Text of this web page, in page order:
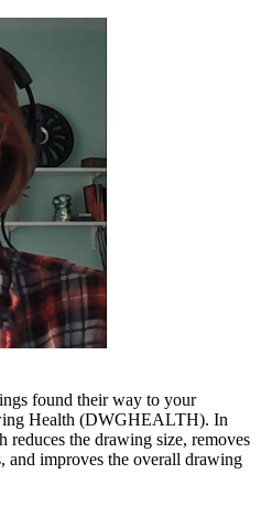
found their way to your
Health (DWGHEALTH). In
the drawing size, removes
and improves the overall drawing